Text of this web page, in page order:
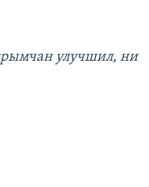
улучшил, ни